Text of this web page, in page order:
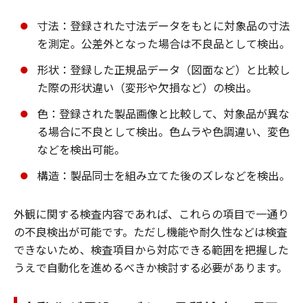
寸法：登録された寸法データをもとに対象品の寸法
を測定。公差外となった場合は不良品として検出。
形状：登録した正規品データ（図面など）と比較し
た際の形状違い（変形や欠損など）の検出。
色：登録された製品画像と比較して、対象品が異な
る場合に不良として検出。色ムラや色調違い、変色
などを検出可能。
構造：製品同士を組み立てた後のズレなどを検出。
外観に関する検査内容であれば、これらの項目で一通り
の不良検出が可能です。ただし機能や耐久性などは検査
できないため、検査項目から対応できる範囲を把握した
うえで自動化を進めるべきか検討する必要があります。